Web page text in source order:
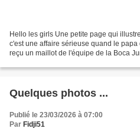
Hello les girls Une petite page qui
c'est une affaire sérieuse quand le
reçu un maillot de l'équipe de la Boca
Quelques photos ...
Publié le 23/03/2026 à 07:00
Par Fidji51